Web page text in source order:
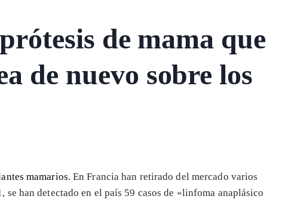
de mama que
de nuevo sobre los
mamarios. En Francia han retirado del mercado varios
han detectado en el país 59 casos de «linfoma anaplásico